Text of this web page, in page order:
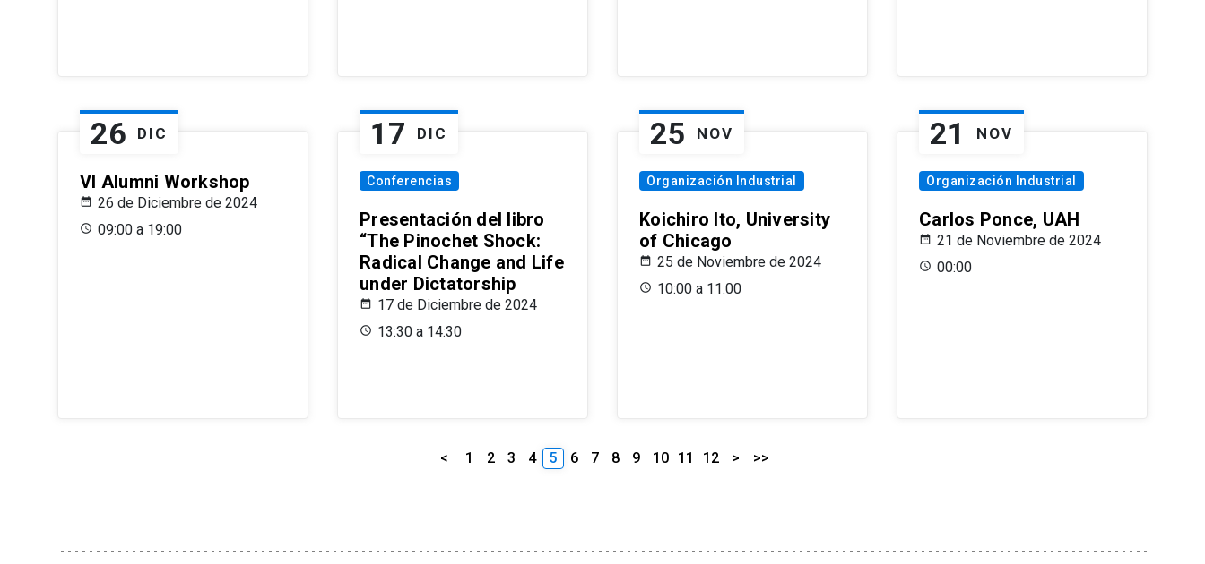
26 DIC
VI Alumni Workshop
26 de Diciembre de 2024
09:00 a 19:00
17 DIC
Conferencias
Presentación del libro
“The Pinochet Shock:
Radical Change and Life
under Dictatorship
17 de Diciembre de 2024
13:30 a 14:30
25 NOV
Organización Industrial
Koichiro Ito, University
of Chicago
25 de Noviembre de 2024
10:00 a 11:00
21 NOV
Organización Industrial
Carlos Ponce, UAH
21 de Noviembre de 2024
00:00
< 1 2 3 4 5 6 7 8 9 10 11 12 > >>